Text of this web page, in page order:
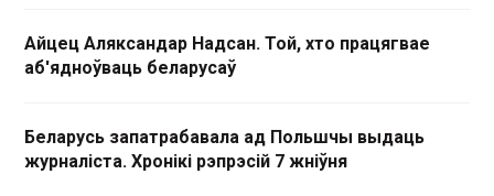
Айцец Аляксандар Надсан. Той, хто працягвае
аб'ядноўваць беларусаў
Беларусь запатрабавала ад Польшчы выдаць
журналіста. Хронікі рэпрэсій 7 жніўня